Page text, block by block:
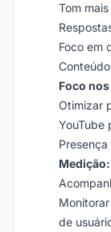
Tom
Foco em
Foco
Otimizar
YouTube
Medição:
de